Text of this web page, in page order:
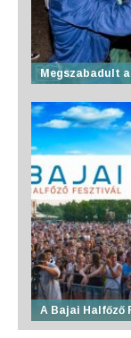
Megszabadult
A Bajai Halfőző